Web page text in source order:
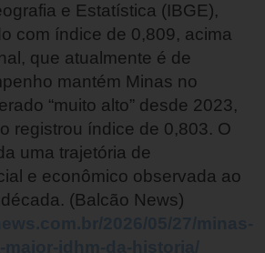
e Estatística (IBGE),
com índice de 0,809, acima
que atualmente é de
mantém Minas no
“muito alto” desde 2023,
registrou índice de 0,803. O
uma trajetória de
e econômico observada ao
(Balcão News)